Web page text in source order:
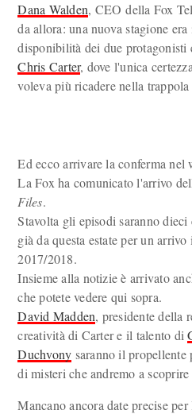
Dana Walden, CEO della Fox
da allora: una nuova stagione
disponibilità dei due protagonisti
Chris Carter, dove l'unica
voleva più ricadere nella
Ed ecco arrivare la conferma nel
La Fox ha comunicato l'arrivo
Files.
Stavolta gli episodi saranno
già da questa estate per un
2017/2018.
Insieme alla notizie è arrivato
che potete vedere qui sopra.
David Madden, presidente della
creatività di Carter e il talento di
Duchvony saranno il propellente
di misteri che andremo a
Mancano ancora date precise